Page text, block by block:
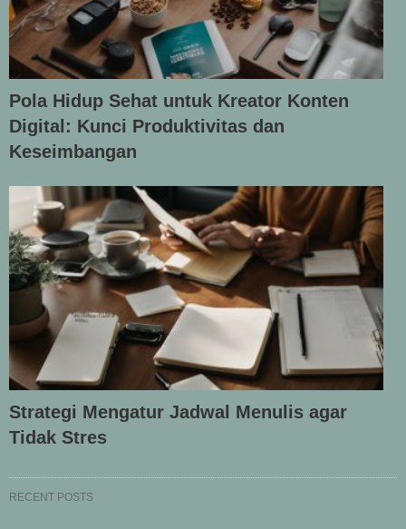
Pola Hidup Sehat untuk Kreator Konten
Digital: Kunci Produktivitas dan
Keseimbangan
Strategi Mengatur Jadwal Menulis agar
Tidak Stres
RECENT POSTS